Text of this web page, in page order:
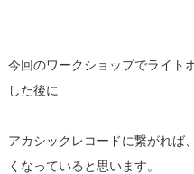
今回のワークショップでライト
した後に
アカシックレコードに繋がれば
くなっていると思います。